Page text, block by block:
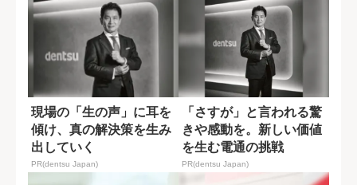
現場の「生の声」に耳を
傾け、真の解決策を生み
出していく
PR(dentsu Japan)
「さすが」と言われる驚
きや感動を。新しい価値
を生む電通の挑戦
PR(dentsu Japan)